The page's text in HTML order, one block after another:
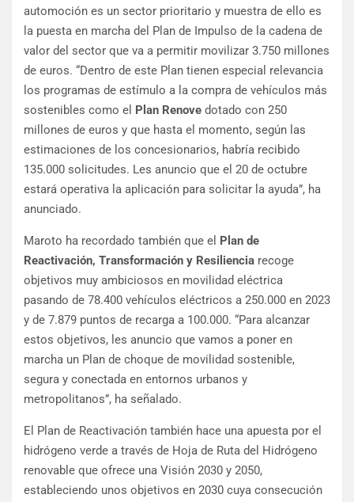
automoción es un sector prioritario y muestra de ello es
la puesta en marcha del Plan de Impulso de la cadena de
valor del sector que va a permitir movilizar 3.750 millones
de euros. “Dentro de este Plan tienen especial relevancia
los programas de estímulo a la compra de vehículos más
sostenibles como el Plan Renove dotado con 250
millones de euros y que hasta el momento, según las
estimaciones de los concesionarios, habría recibido
135.000 solicitudes. Les anuncio que el 20 de octubre
estará operativa la aplicación para solicitar la ayuda”, ha
anunciado.
Maroto ha recordado también que el Plan de
Reactivación, Transformación y Resiliencia recoge
objetivos muy ambiciosos en movilidad eléctrica
pasando de 78.400 vehículos eléctricos a 250.000 en 2023
y de 7.879 puntos de recarga a 100.000. “Para alcanzar
estos objetivos, les anuncio que vamos a poner en
marcha un Plan de choque de movilidad sostenible,
segura y conectada en entornos urbanos y
metropolitanos”, ha señalado.
El Plan de Reactivación también hace una apuesta por el
hidrógeno verde a través de Hoja de Ruta del Hidrógeno
renovable que ofrece una Visión 2030 y 2050,
estableciendo unos objetivos en 2030 cuya consecución